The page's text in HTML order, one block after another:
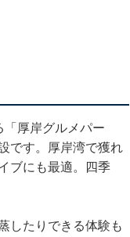
厚岸グルメパー
です。厚岸湾で獲れ
ブにも最適。四季
したりできる体験も